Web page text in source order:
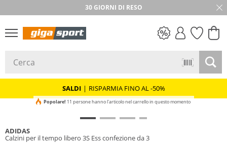
30 GIORNI DI RESO
SALDI | RISPARMIA FINO AL -50%
Popolare! 11 persone hanno l'articolo nel carrello in questo momento
ADIDAS
Calzini per il tempo libero 3S Ess confezione da 3